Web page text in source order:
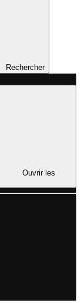
Rechercher
Ouvrir les